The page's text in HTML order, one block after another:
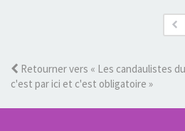
Retourner vers « Les candaulistes
c'est par ici et c'est obligatoire »